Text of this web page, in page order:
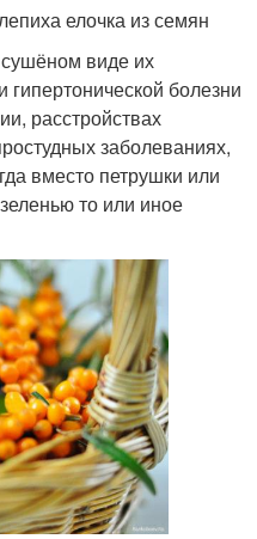
елочка из семян
виде их
болезни
расстройствах
заболеваниях,
вместо петрушки или
то или иное